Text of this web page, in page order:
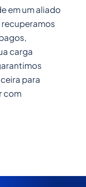
em um aliado
carga
para
com